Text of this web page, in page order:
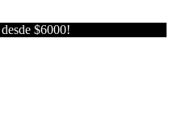
$6000!